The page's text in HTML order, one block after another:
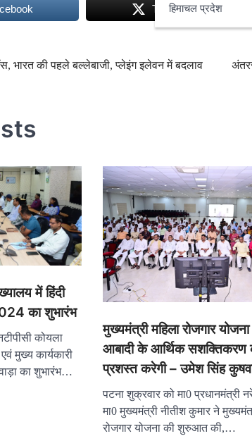
हिमाचल प्रदेश
Tweet
भारत की पहले बल्लेबाजी, प्लेइंग इलेवन में बदलाव
में हिंदी
का शुभारंभ
कोयला
मुख्य कार्यकारी
का शुभारंभ…
मुख्यमंत्री महिला रोजगार
आबादी के आर्थिक सशक्तिकरण
प्रशस्त करेगी – उमेश सिंह
पटना शुक्रवार को मा0 प्रधानमंत्री
मा0 मुख्यमंत्री नीतीश कुमार ने
रोजगार योजना की शुरुआत की,…